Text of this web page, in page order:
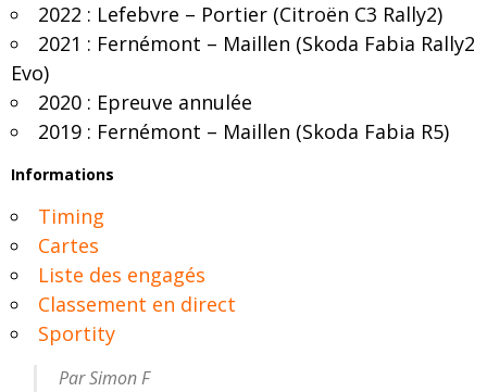
2022 : Lefebvre – Portier (Citroën C3 Rally2)
2021 : Fernémont – Maillen (Skoda Fabia Rally2
Evo)
2020 : Epreuve annulée
2019 : Fernémont – Maillen (Skoda Fabia R5)
Informations
Timing
Cartes
Liste des engagés
Classement en direct
Sportity
Par Simon F